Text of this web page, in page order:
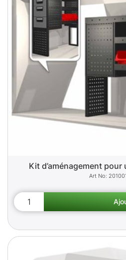
Kit d’aménagement